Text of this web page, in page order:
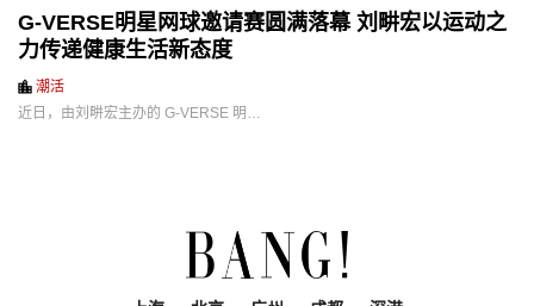
G-VERSE明星网球邀请赛圆满落幕 刘畊宏以运动之
力传递健康生活新态度
潮活
近日，由刘畊宏主办的 G-VERSE 明…